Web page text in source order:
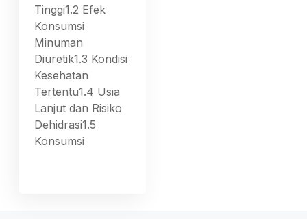
Tinggi1.2 Efek
Konsumsi
Minuman
Diuretik1.3 Kondisi
Kesehatan
Tertentu1.4 Usia
Lanjut dan Risiko
Dehidrasi1.5
Konsumsi